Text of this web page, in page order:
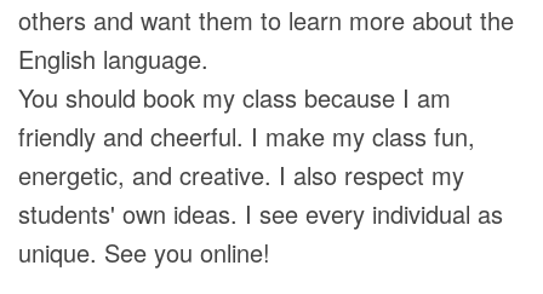
others and want them to learn more about the
English language.
You should book my class because I am
friendly and cheerful. I make my class fun,
energetic, and creative. I also respect my
students' own ideas. I see every individual as
unique. See you online!